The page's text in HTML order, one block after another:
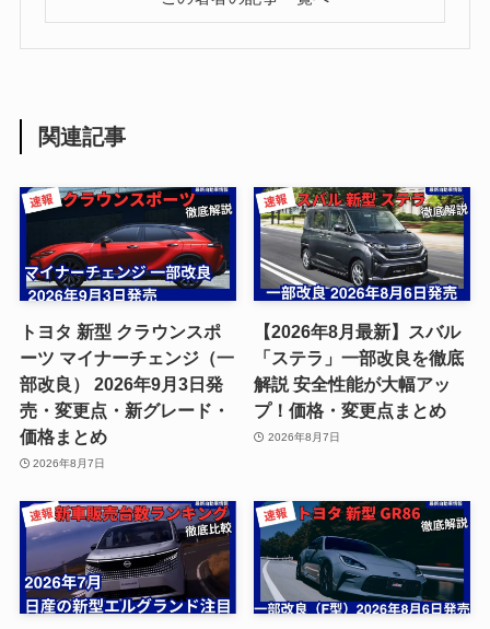
関連記事
トヨタ 新型 クラウンスポ
ーツ マイナーチェンジ（一
部改良） 2026年9月3日発
売・変更点・新グレード・
価格まとめ
2026年8月7日
【2026年8月最新】スバル
「ステラ」一部改良を徹底
解説 安全性能が大幅アッ
プ！価格・変更点まとめ
2026年8月7日